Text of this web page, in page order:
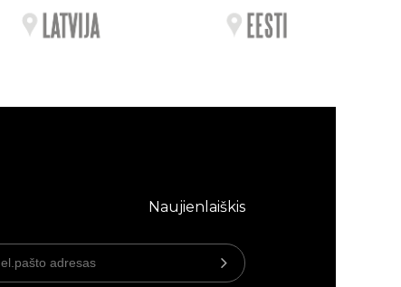
Naujienlaiškis